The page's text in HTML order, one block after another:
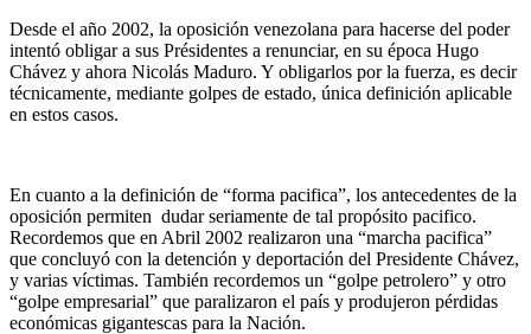
Desde el año 2002, la oposición venezolana para hacerse del poder
intentó obligar a sus Présidentes a renunciar, en su época Hugo
Chávez y ahora Nicolás Maduro. Y obligarlos por la fuerza, es decir
técnicamente, mediante golpes de estado, única definición aplicable
en estos casos.
En cuanto a la definición de “forma pacifica”, los antecedentes de la
oposición permiten dudar seriamente de tal propósito pacifico.
Recordemos que en Abril 2002 realizaron una “marcha pacifica”
que concluyó con la detención y deportación del Presidente Chávez,
y varias víctimas. También recordemos un “golpe petrolero” y otro
“golpe empresarial” que paralizaron el país y produjeron pérdidas
económicas gigantescas para la Nación.